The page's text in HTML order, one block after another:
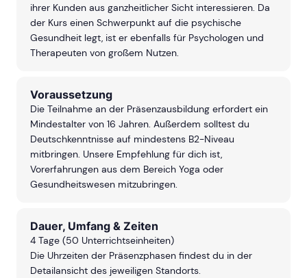
ihrer Kunden aus ganzheitlicher Sicht interessieren. Da
der Kurs einen Schwerpunkt auf die psychische
Gesundheit legt, ist er ebenfalls für Psychologen und
Therapeuten von großem Nutzen.
Voraussetzung
Die Teilnahme an der Präsenzausbildung erfordert ein
Mindestalter von 16 Jahren. Außerdem solltest du
Deutschkenntnisse auf mindestens B2-Niveau
mitbringen. Unsere Empfehlung für dich ist,
Vorerfahrungen aus dem Bereich Yoga oder
Gesundheitswesen mitzubringen.
Dauer, Umfang & Zeiten
4 Tage (50 Unterrichtseinheiten)
Die Uhrzeiten der Präsenzphasen findest du in der
Detailansicht des jeweiligen Standorts.